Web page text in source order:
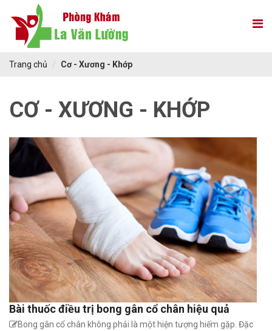
Trang chủ Cơ - Xương - Khớp
CƠ - XƯƠNG - KHỚP
Bài thuốc điều trị bong gân cổ chân hiệu quả
Bong gân cổ chân không phải là một hiện tượng hiếm gặp. Đặc